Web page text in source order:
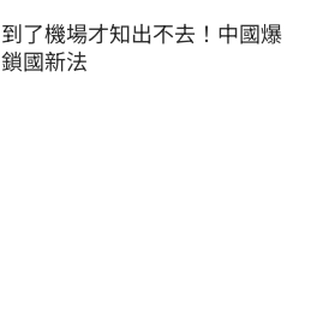
到了機場才知出不去！中國爆
鎖國新法